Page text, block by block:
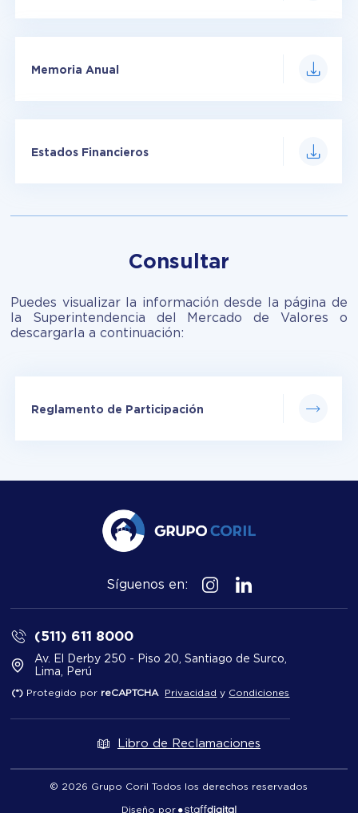
Memoria Anual
Estados Financieros
Consultar
Puedes visualizar la información desde la página de
la Superintendencia del Mercado de Valores o
descargarla a continuación:
Reglamento de Participación
Síguenos en:
(511) 611 8000
Av. El Derby 250 - Piso 20, Santiago de Surco,
Lima, Perú
(*) Protegido por reCAPTCHA Privacidad y Condiciones
Libro de Reclamaciones
© 2026 Grupo Coril Todos los derechos reservados
Diseño por